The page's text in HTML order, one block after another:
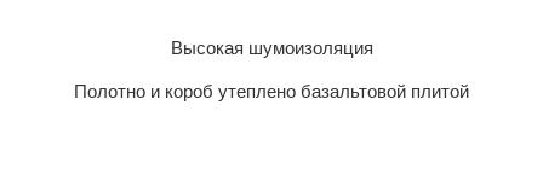
Высокая шумоизоляция
Полотно и короб утеплено базальтовой плитой